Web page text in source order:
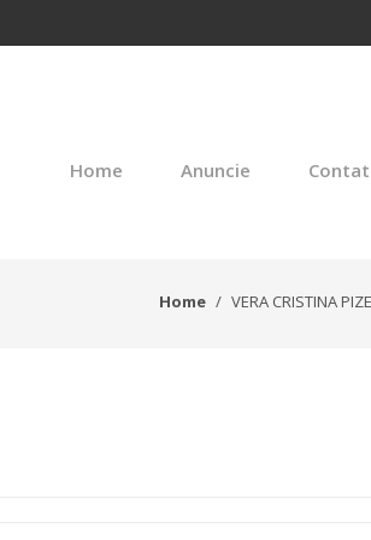
Home Anuncie
Home VERA CRISTINA